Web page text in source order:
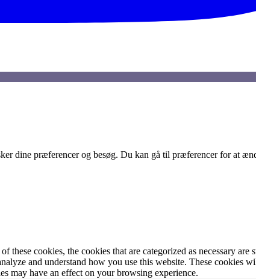
dine præferencer og besøg. Du kan gå til præferencer for at
cookies, the cookies that are categorized as necessary are
and understand how you use this website. These cookies
may have an effect on your browsing experience.